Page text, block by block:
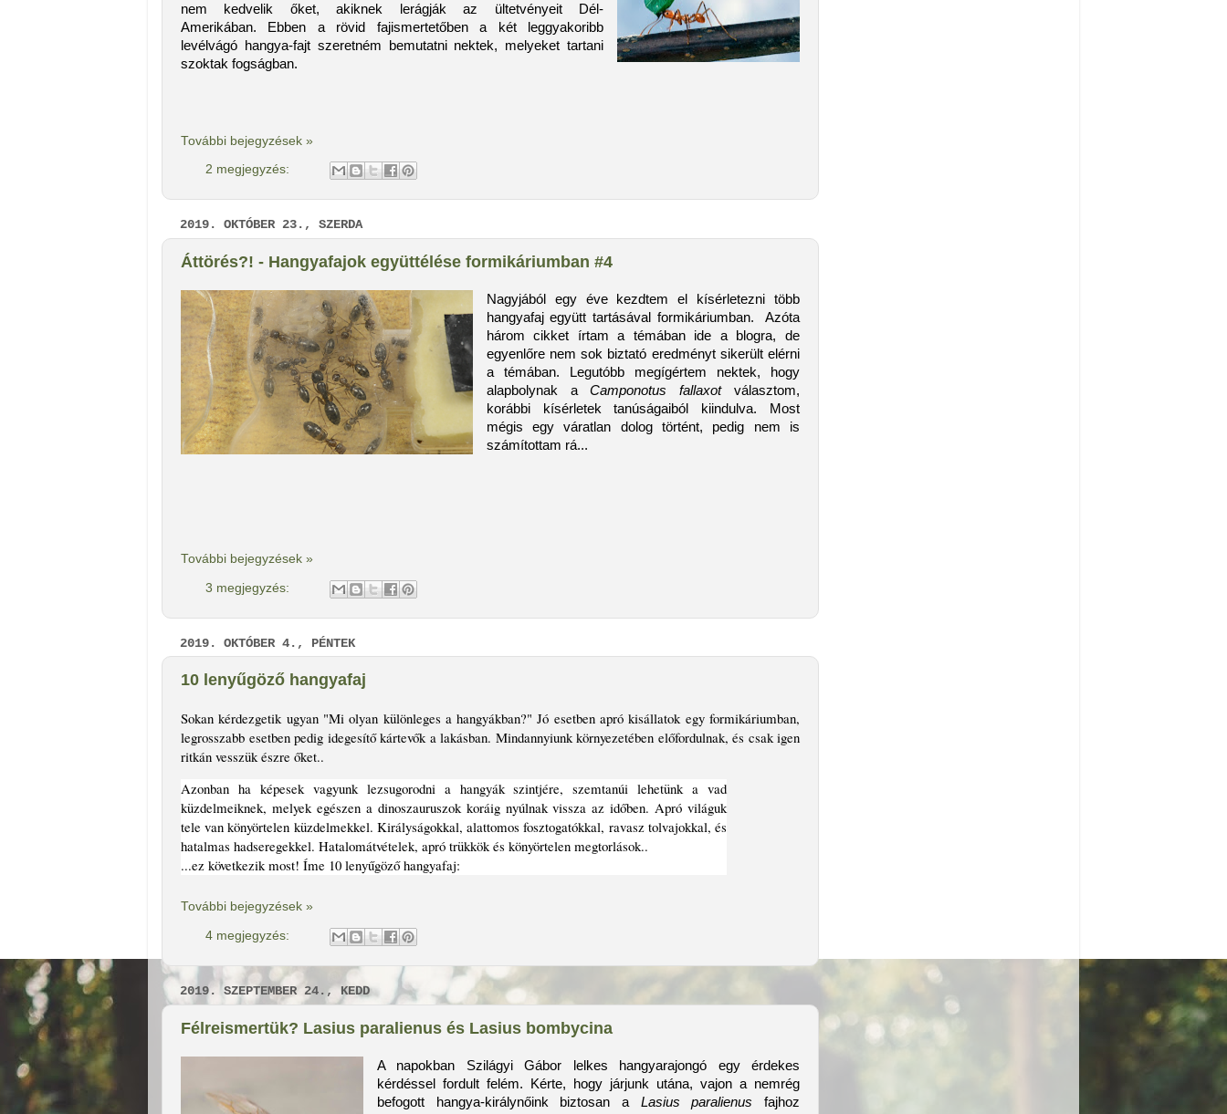
nem kedvelik őket, akiknek lerágják az ültetvényeit Dél-
Amerikában. Ebben a rövid fajismertetőben a két leggyakoribb
levélvágó hangya-fajt szeretném bemutatni nektek, melyeket tartani
szoktak fogságban.
További bejegyzések »
2 megjegyzés:
2019. OKTÓBER 23., SZERDA
Áttörés?! - Hangyafajok együttélése formikáriumban #4
Nagyjából egy éve kezdtem el kísérletezni több
hangyafaj együtt tartásával formikáriumban. Azóta
három cikket írtam a témában ide a blogra, de
egyenlőre nem sok biztató eredményt sikerült elérni
a témában. Legutóbb megígértem nektek, hogy
alapbolynak aCamponotus fallaxot választom,
korábbi kísérletek tanúságaiból kiindulva. Most
mégis egy váratlan dolog történt, pedig nem is
számítottam rá...
További bejegyzések »
3 megjegyzés:
2019. OKTÓBER 4., PÉNTEK
10 lenyűgöző hangyafaj
Sokan kérdezgetik ugyan "Mi olyan különleges a hangyákban?" Jó esetben apró kisállatok egy formikáriumban,
legrosszabb esetben pedig idegesítő kártevők a lakásban. Mindannyiunk környezetében előfordulnak, és csak igen
ritkán vesszük észre őket..
Azonban ha képesek vagyunk lezsugorodni a hangyák szintjére, szemtanúi lehetünk a vad
küzdelmeiknek, melyek egészen a dinoszauruszok koráig nyúlnak vissza az időben. Apró világuk
tele van könyörtelen küzdelmekkel. Királyságokkal, alattomos fosztogatókkal, ravasz tolvajokkal, és
hatalmas hadseregekkel. Hatalomátvételek, apró trükkök és könyörtelen megtorlások..
...ez következik most! Íme 10 lenyűgöző hangyafaj:
További bejegyzések »
4 megjegyzés:
2019. SZEPTEMBER 24., KEDD
Félreismertük? Lasius paralienus és Lasius bombycina
A napokban Szilágyi Gábor lelkes hangyarajongó egy érdekes
kérdéssel fordult felém. Kérte, hogy járjunk utána, vajon a nemrég
befogott hangya-királynőink biztosan a Lasius paralienus fajhoz